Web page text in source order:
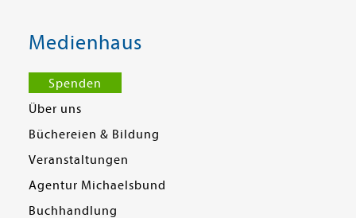
Medienhaus
Spenden
Über uns
Büchereien & Bildung
Veranstaltungen
Agentur Michaelsbund
Buchhandlung